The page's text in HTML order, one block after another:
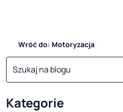
Wróć do: Motoryzacja
Kategorie